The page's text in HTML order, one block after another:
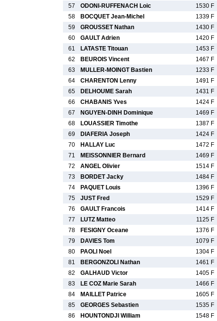
57
ODONI-RUFFENACH Loic
1530 F
58
BOCQUET Jean-Michel
1339 F
59
GROUSSET Nathan
1430 F
60
GAULT Adrien
1420 F
61
LATASTE Titouan
1453 F
62
BEUROIS Vincent
1467 F
63
MULLER-MOINGT Bastien
1233 F
64
CHARENTON Lenny
1491 F
65
DELHOUME Sarah
1431 F
66
CHABANIS Yves
1424 F
67
NGUYEN-DINH Dominique
1469 F
68
LOUASSIER Timothe
1387 F
69
DIAFERIA Joseph
1424 F
70
HALLAY Luc
1472 F
71
MEISSONNIER Bernard
1469 F
72
ANGEL Olivier
1514 F
73
BORDET Jacky
1484 F
74
PAQUET Louis
1396 F
75
JUST Fred
1529 F
76
GAULT Francois
1414 F
77
LUTZ Matteo
1125 F
78
FESIGNY Oceane
1376 F
79
DAVIES Tom
1079 F
80
PAOLI Noel
1304 F
81
BERGONZOLI Nathan
1461 F
82
GALHAUD Victor
1405 F
83
LE COZ Marie Sarah
1466 F
84
MAILLET Patrice
1605 F
85
GEORGES Sebastien
1535 F
86
HOUNTONDJI William
1548 F